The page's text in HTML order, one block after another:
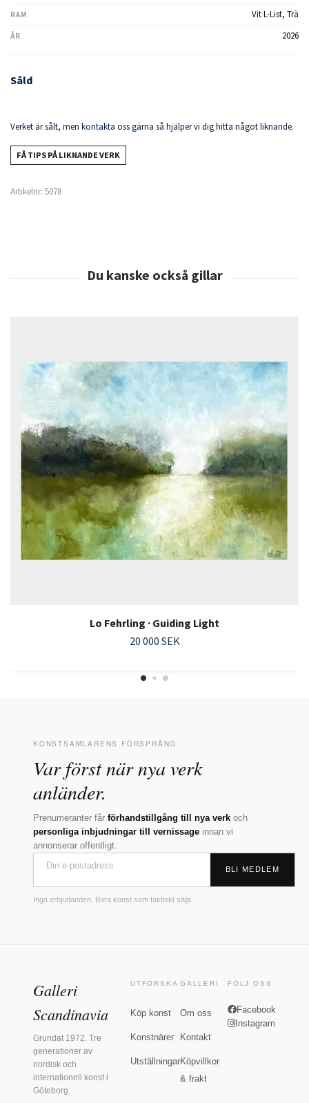
RAM Vit L-List, Trä
ÅR 2026
Såld
Verket är sålt, men kontakta oss gärna så hjälper vi dig hitta något liknande.
FÅ TIPS PÅ LIKNANDE VERK
Artikelnr: 5078
Lo Fehrling · Guiding Light
20 000 SEK
KONSTSAMLARENS FÖRSPRÅNG
Var först när nya verk
anländer.
Prenumeranter får förhandstillgång till nya verk och
personliga inbjudningar till vernissage innan vi
annonserar offentligt.
BLI MEDLEM
Inga erbjudanden. Bara konst som faktiskt säljs.
Galleri
Scandinavia
Grundat 1972. Tre
generationer av
nordisk och
internationell konst i
Göteborg.
UTFORSKA
Köp konst
Konstnärer
Utställningar
GALLERI
Om oss
Kontakt
Köpvillkor
& frakt
FÖLJ OSS
Facebook
Instagram